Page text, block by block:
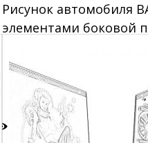
Рисунок автомобиля
элементами боковой
арки, фары, бампер и